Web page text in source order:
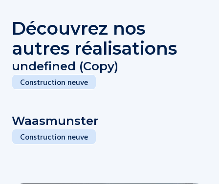
Découvrez nos
autres réalisations
undefined (Copy)
Construction neuve
Waasmunster
Construction neuve